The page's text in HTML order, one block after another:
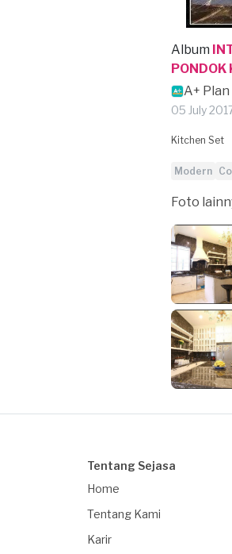
Album
PONDOK
A+
05 July
Kitchen Set
Modern
Foto
Tentang Sejasa
Home
Tentang Kami
Karir